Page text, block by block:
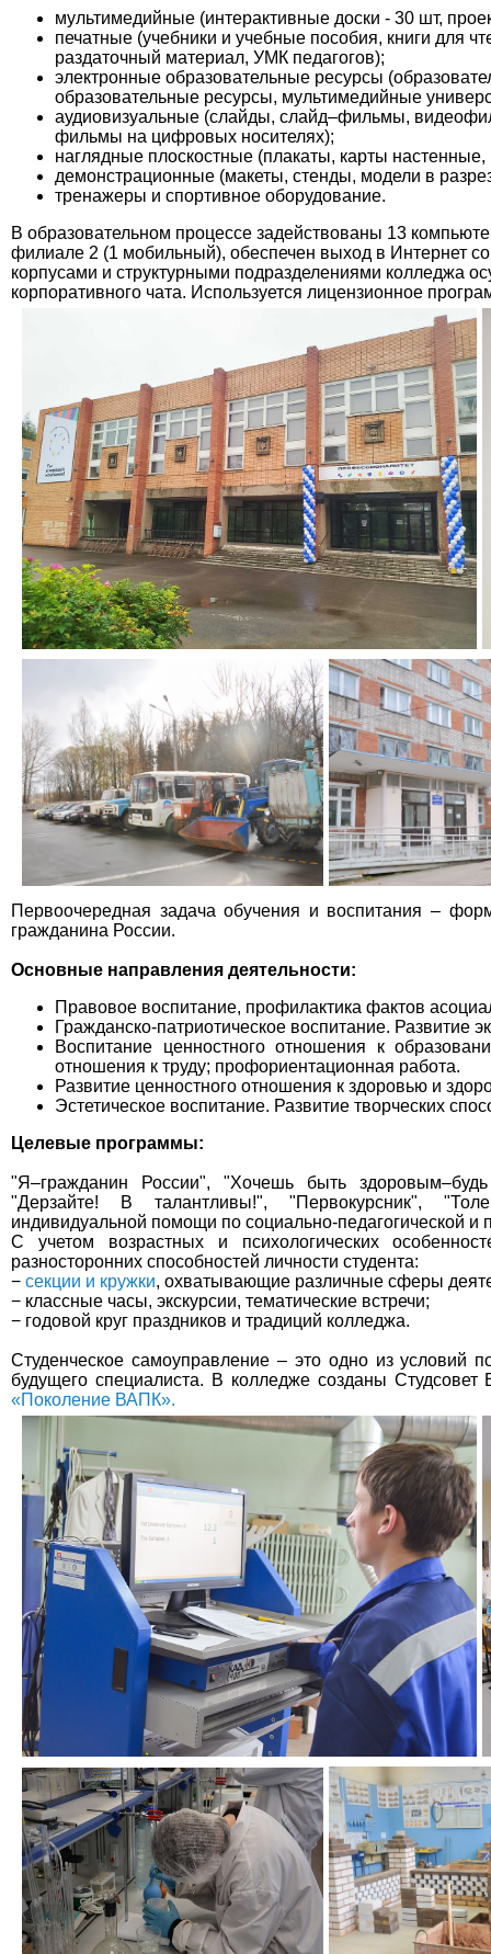
мультимедийные (интерактивные доски - 30 шт,
печатные (учебники и учебные пособия, книги для
раздаточный материал, УМК педагогов);
электронные образовательные ресурсы
образовательные ресурсы, мультимедийные
аудиовизуальные (слайды, слайд–фильмы,
фильмы на цифровых носителях);
наглядные плоскостные (плакаты, карты
демонстрационные (макеты, стенды, модели в
тренажеры и спортивное оборудование.
В образовательном процессе задействованы 13
филиале 2 (1 мобильный), обеспечен выход в Интернет
корпусами и структурными подразделениями колледжа
корпоративного чата. Используется лицензионное
Первоочередная задача обучения и воспитания –
гражданина России.
Основные направления деятельности:
Правовое воспитание, профилактика фактов
Гражданско-патриотическое воспитание. Развитие
Воспитание ценностного отношения к
отношения к труду; профориентационная работа.
Развитие ценностного отношения к здоровью и
Эстетическое воспитание. Развитие творческих
Целевые программы:
"Я–гражданин России", "Хочешь быть
"Дерзайте! В талантливы!", "Первокурсник",
индивидуальной помощи по социально-педагогической и
С учетом возрастных и психологических
разносторонних способностей личности студента:
− секции и кружки, охватывающие различные сферы
− классные часы, экскурсии, тематические встречи;
− годовой круг праздников и традиций колледжа.
Студенческое самоуправление – это одно из условий
будущего специалиста. В колледже созданы
«Поколение ВАПК».